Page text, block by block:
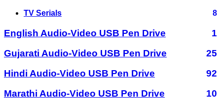
TV Serials 8
English Audio-Video USB Pen Drive
1
Gujarati Audio-Video USB Pen Drive
25
Hindi Audio-Video USB Pen Drive
92
Marathi Audio-Video USB Pen Drive
10